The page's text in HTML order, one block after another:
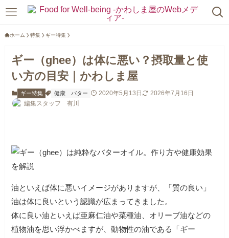
ホーム 特集 ギー特集
ギー（ghee）は体に悪い？摂取量と使
い方の目安｜かわしま屋
ギー特集 健康 バター 2020年5月13日
2026年7月16日
編集スタッフ 有川
油といえば体に悪いイメージがありますが、「質の良い」
油は体に良いという認識が広まってきました。
体に良い油といえば亜麻仁油や菜種油、オリーブ油などの
植物油を思い浮かべますが、動物性の油である「ギー